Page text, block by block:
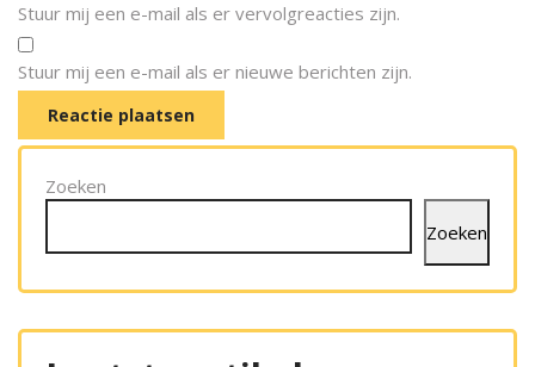
Stuur mij een e-mail als er vervolgreacties zijn.
Stuur mij een e-mail als er nieuwe berichten zijn.
Zoeken
Zoeken